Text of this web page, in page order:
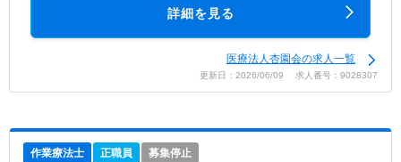
詳細を見る
医療法人杏園会の求人一覧
更新日：2026/06/09 求人番号：9028307
作業療法士 正職員 募集停止